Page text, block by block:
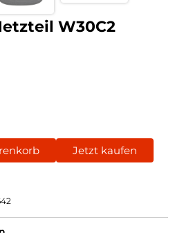
W30C2
Jetzt kaufen